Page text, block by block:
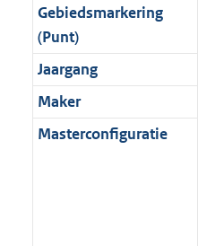
f
o
m
a
a
b
n
f
r
m
a
K
i
n
o
r
m
b
e
i
f
o
r
7
Gebiedsmarkering
(Punt)
Jaargang
Maker
Masterconfiguratie